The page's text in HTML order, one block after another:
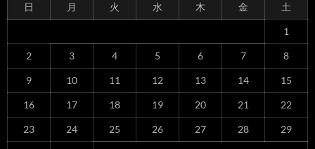
日 月 火 水 木 金 土
1
2 3 4 5 6 7 8
9 10 11 12 13 14 15
16 17 18 19 20 21 22
23 24 25 26 27 28 29